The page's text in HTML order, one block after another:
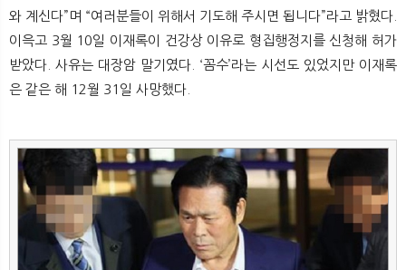
와 계신다”며 “여러분들이 위해서 기도해 주시면 됩니다”라고 밝혔다.
이윽고 3월 10일 이재록이 건강상 이유로 형집행정지를 신청해 허가
받았다. 사유는 대장암 말기였다. ‘꼼수’라는 시선도 있었지만 이재록
은 같은 해 12월 31일 사망했다.